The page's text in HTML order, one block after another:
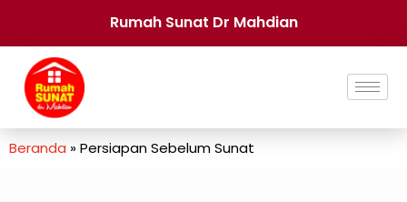
Rumah Sunat Dr Mahdian
Beranda »Persiapan Sebelum Sunat